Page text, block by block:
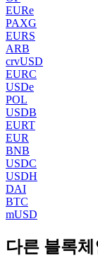
EURe
PAXG
EURS
ARB
crvUSD
EURC
USDe
POL
USDB
EURT
EUR
BNB
USDC
USDH
DAI
BTC
mUSD
다른 블록체